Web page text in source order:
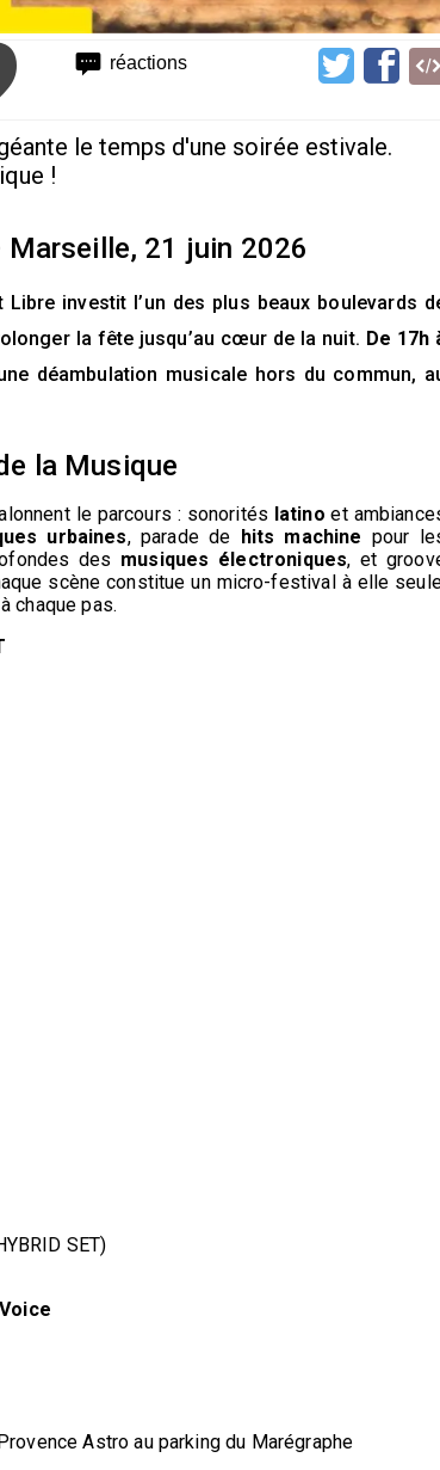
réactions
le temps d'une soirée estivale.
!
21 juin 2026
investit l’un des plus beaux boulevards
la fête jusqu’au cœur de la nuit. De 17h
déambulation musicale hors du commun,
la Musique
le parcours : sonorités latino et
urbaines, parade de hits machine pour
des musiques électroniques, et
scène constitue un micro-festival à elle
chaque pas.
SET)
Astro au parking du Marégraphe